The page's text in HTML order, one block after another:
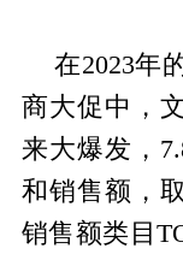
在2023年
商大促中，
来大爆发，
和销售额，
销售额类目